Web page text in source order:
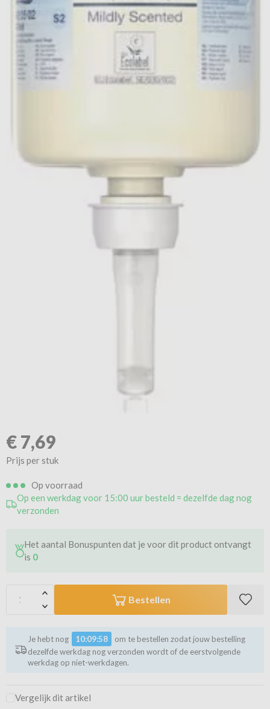
€7,69
Prijs per stuk
Op voorraad
Op een werkdag voor 15:00 uur besteld = dezelfde dag nog
verzonden
Het aantal Bonuspunten dat je voor dit product ontvangt
is 0
Bestellen
Je hebt nog 10:09:57
om te bestellen zodat jouw bestelling
dezelfde werkdag nog verzonden wordt of de eerstvolgende
werkdag op niet-werkdagen.
Vergelijk dit artikel